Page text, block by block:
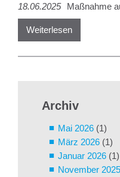
18.06.2025 Maßnahme
Weiterlesen
Archiv
Mai 2026 (1)
März 2026 (1)
Januar 2026 (1)
November 2025